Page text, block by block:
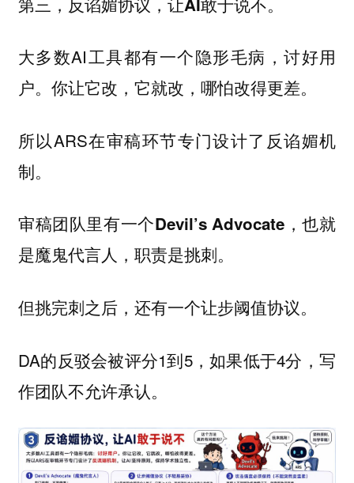
大多数AI工具都有一个隐形毛病，讨好用
户。你让它改，它就改，哪怕改得更差。
所以ARS在审稿环节专门设计了反谄媚机
制。
审稿团队里有一个Devil’s Advocate ，也就
是魔鬼代言人，职责是挑刺。
但挑完刺之后，还有一个让步阈值协议。
DA的反驳会被评分1到5，如果低于4分，写
作团队不允许承认。